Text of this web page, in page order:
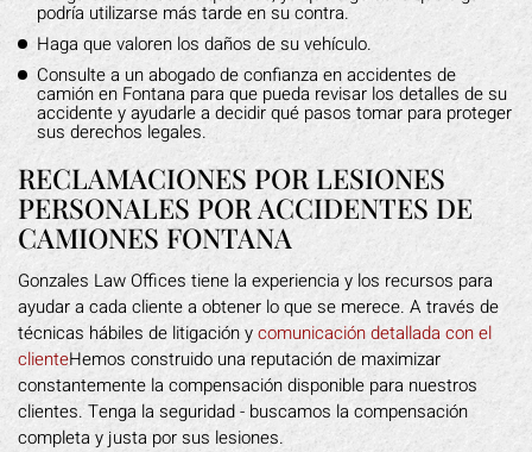
podría utilizarse más tarde en su contra.
Haga que valoren los daños de su vehículo.
Consulte a un abogado de confianza en accidentes de
camión en Fontana para que pueda revisar los detalles de su
accidente y ayudarle a decidir qué pasos tomar para proteger
sus derechos legales.
RECLAMACIONES POR LESIONES
PERSONALES POR ACCIDENTES DE
CAMIONES FONTANA
Gonzales Law Offices tiene la experiencia y los recursos para
ayudar a cada cliente a obtener lo que se merece. A través de
técnicas hábiles de litigación ycomunicación detallada con el
clienteHemos construido una reputación de maximizar
constantemente la compensación disponible para nuestros
clientes. Tenga la seguridad - buscamos la compensación
completa y justa por sus lesiones.